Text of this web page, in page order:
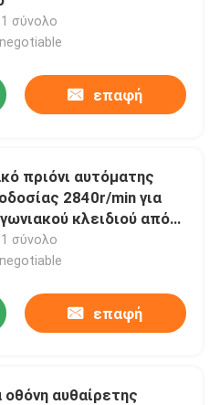
1 σύνολο
επαφή
πριόνι αυτόματης
2840r/min για
κλειδιού από
σύνολο
επαφή
οθόνη αυθαίρετης